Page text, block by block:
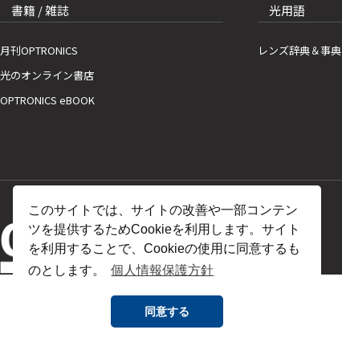
このサイトでは、サイトの改善や一部コンテン
ツを提供するためCookieを利用します。サイト
を利用することで、Cookieの使用に同意するも
のとします。
個人情報保護方針
同意する
書籍 / 雑誌
月刊OPTRONICS
光のオンライン書店
OPTRONICS eBOOK
光用語
レンズ辞典＆事典